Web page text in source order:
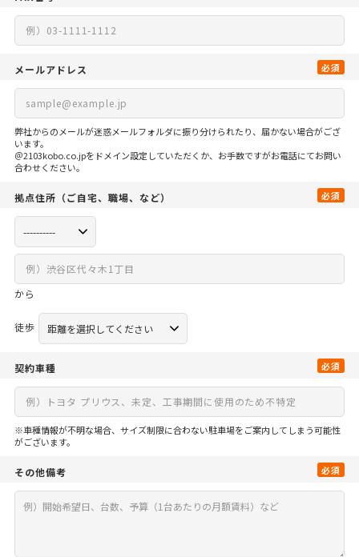
メールアドレス 必須
弊社からのメールが迷惑メールフォルダに振り分けられたり、届かない場合がござ
います。
＠2103kobo.co.jpをドメイン設定していただくか、お手数ですがお電話にてお問い
合わせください。
拠点住所 （ご自宅、 職場、など） 必須
から
徒歩
契約車種 必須
※車種情報が不明な場合、サイズ制限に合わない駐車場をご案内してしまう可能性
がございます。
その他備考 必須